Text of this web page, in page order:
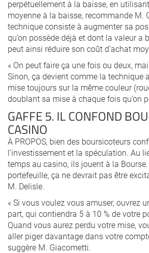
perpétuellement à la baisse, en
moyenne à la baisse, recommande M.
technique consiste à augmenter sa
qu’on possède déjà et dont la valeur a
peut ainsi réduire son coût d’achat
« On peut faire ça une fois ou deux,
Sinon, ça devient comme la technique
mise toujours sur la même couleur
doublant sa mise à chaque fois qu’on
GAFFE 5. IL CONFOND
CASINO
À PROPOS, bien des boursicoteurs
l’investissement et la spéculation. Au
temps au casino, ils jouent à la
portefeuille, ça ne devrait pas être
M. Delisle.
« Si vous voulez vous amuser, ouvrez
part, qui contiendra 5 à 10 % de votre
Quand vous aurez perdu votre mise,
aller piger davantage dans votre
suggère M. Giacometti.